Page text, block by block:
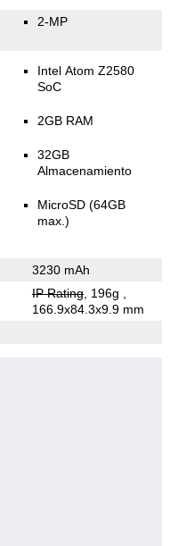
2-MP
Intel Atom Z2580
SoC
2GB RAM
32GB
Almacenamiento
MicroSD (64GB
max.)
3230 mAh
IP Rating, 196g
166.9x84.3x9.9 mm